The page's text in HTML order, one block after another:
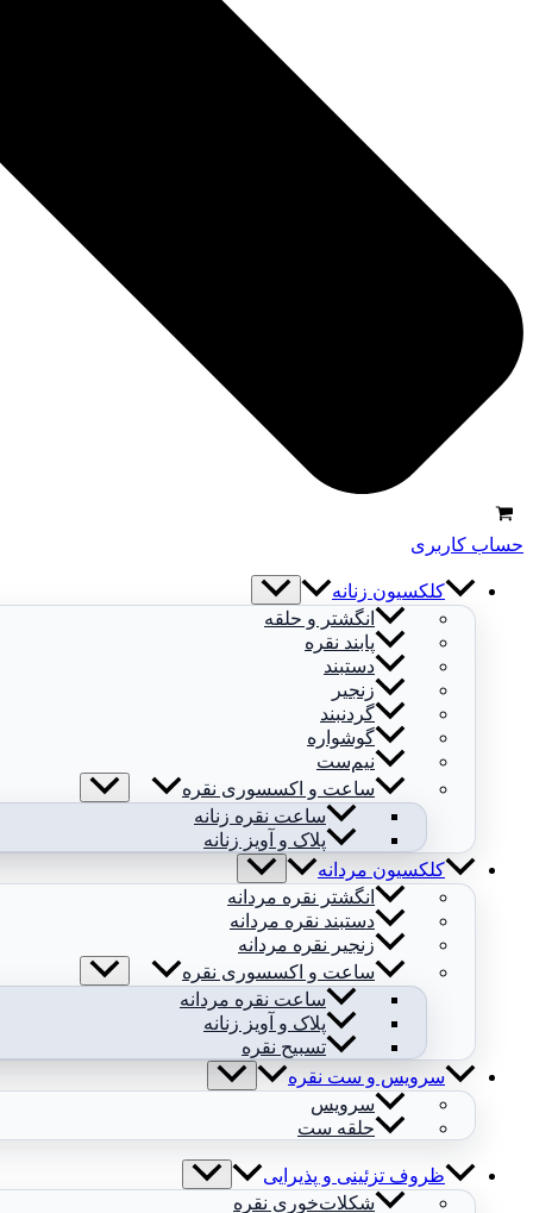
حساب کاربری
کلکسیون زنانه
انگشتر و حلقه
پابند نقره
دستبند
زنجیر
گردنبند
گوشواره
نیم‌ست
ساعت و اکسسوری نقره
ساعت نقره زنانه
پلاک و آویز زنانه
کلکسیون مردانه
انگشتر نقره مردانه
دستبند نقره مردانه
زنجیر نقره مردانه
ساعت و اکسسوری نقره
ساعت نقره مردانه
پلاک و آویز زنانه
تسبیح نقره
سرویس و ست نقره
سرویس
حلقه ست
ظروف تزئینی و پذیرایی
شکلات‌خوری نقره